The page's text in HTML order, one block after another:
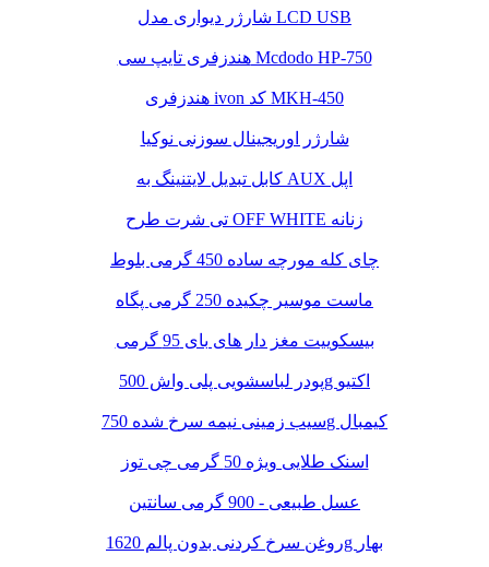
شارژر دیواری مدل LCD USB
هندزفری تایپ سی Mcdodo HP-750
هندزفری ivon کد MKH-450
شارژر اوریجینال سوزنی نوکیا
کابل تبدیل لایتنینگ به AUX اپل
تی شرت طرح OFF WHITE زنانه
چای کله مورچه ساده 450 گرمی بلوط
ماست موسیر چکیده 250 گرمی پگاه
بیسکوییت مغز دار های بای 95 گرمی
پودر لباسشویی پلی واش 500g اکتیو
سیب زمینی نیمه سرخ شده 750g کیمبال
اسنک طلایی ویژه 50 گرمی چی توز
عسل طبیعی - 900 گرمی سانتین
روغن سرخ کردنی بدون پالم 1620g بهار